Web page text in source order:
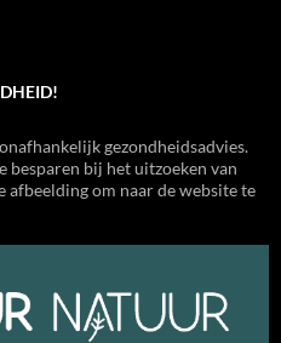
gezondheidsadvies.
besparen bij het uitzoeken van
om naar de website te